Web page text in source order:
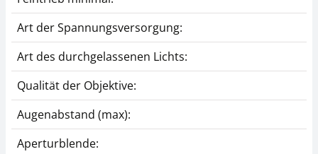
Art der Spannungsversorgung:
Art des durchgelassenen Lichts:
Qualität der Objektive:
Augenabstand (max):
Aperturblende: